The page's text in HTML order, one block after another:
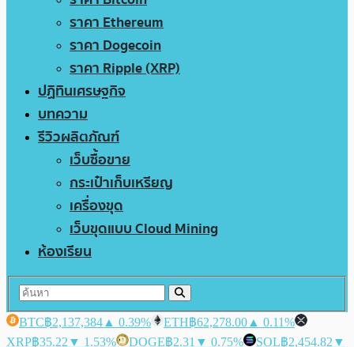
ราคา Ethereum
ราคา Dogecoin
ราคา Ripple (XRP)
ปฏิทินเศรษฐกิจ
บทความ
รีวิวผลิตภัณฑ์
เว็บซื้อขาย
กระเป๋าเก็บเหรียญ
เครื่องขุด
เว็บขุดแบบ Cloud Mining
ห้องเรียน
BTC฿2,137,384 ▲ 0.39% ETH฿62,278.00 ▲ 0.11%
XRP฿35.22 ▼ 1.53% DOGE฿2.31 ▼ 0.75% SOL฿2,454.82 ▼